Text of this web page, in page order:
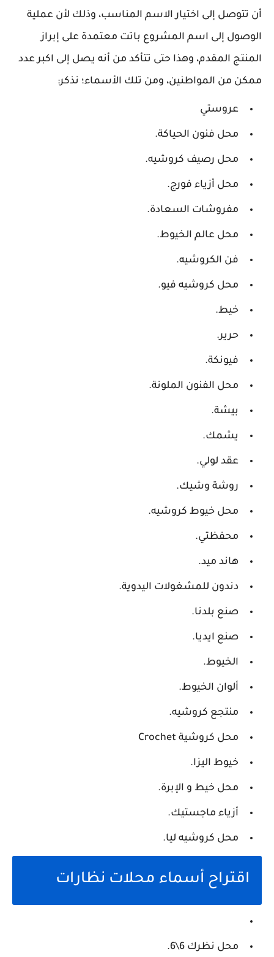
أن تتوصل إلى اختيار الاسم المناسب، وذلك لأن عملية
الوصول إلى اسم المشروع باتت معتمدة على إبراز
المنتج المقدم، وهذا حتى تتأكد من أنه يصل إلى اكبر عدد
ممكن من المواطنين، ومن تلك الأسماء؛ نذكر:
عروستي
محل فنون الحياكة.
محل رصيف كروشيه.
محل أزياء فورج.
مفروشات السعادة.
محل عالم الخيوط.
فن الكروشيه.
محل كروشيه فيو.
خيط.
حرير.
فيونكة.
محل الفنون الملونة.
بيشة.
يشمك.
عقد لولي.
روشة وشيك.
محل خيوط كروشيه.
محفظتي.
هاند ميد.
دندون للمشغولات اليدوية.
صنع بلدنا.
صنع ايديا.
الخيوط.
ألوان الخيوط.
منتجع كروشيه.
محل كروشية Crochet
خيوط اليزا.
محل خيط و الإبرة.
أزياء ماجستيك.
محل كروشيه ليا.
اقتراح أسماء محلات نظارات
محل نظرك 6\6.